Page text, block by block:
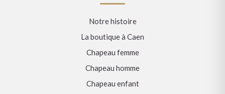
Notre histoire
La boutique à Caen
Chapeau femme
Chapeau homme
Chapeau enfant